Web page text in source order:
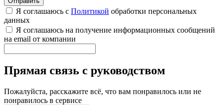
Я соглашаюсь с Политикой обработки персональных
данных
Я соглашаюсь на получение информационных сообщений
на email от компании
Прямая связь с руководством
Пожалуйста, расскажите всё, что вам понравилось или не
понравилось в сервисе